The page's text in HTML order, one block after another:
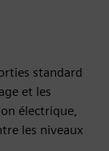
standard
et les
électrique,
les niveaux